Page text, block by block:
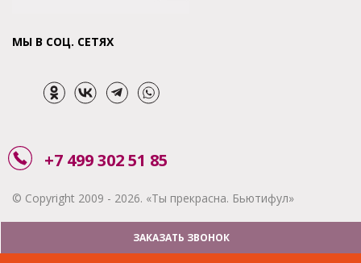
МЫ В СОЦ. СЕТЯХ
+7 499 302 51 85
© Copyright 2009 - 2026. «Ты прекрасна. Бьютифул»
ЗАКАЗАТЬ ЗВОНОК